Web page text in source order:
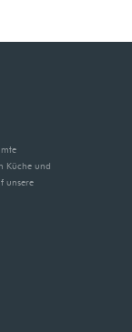
Küche und
unsere